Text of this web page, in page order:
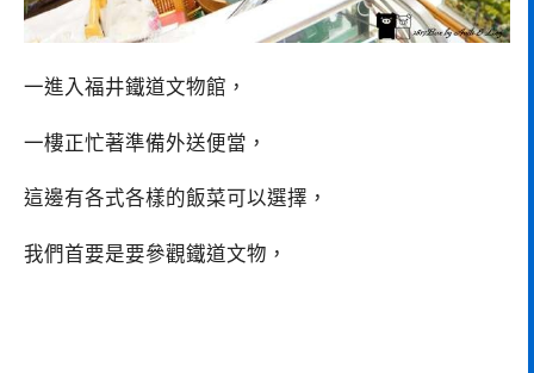
一進入福井鐵道文物館，
一樓正忙著準備外送便當，
這邊有各式各樣的飯菜可以選擇，
我們首要是要參觀鐵道文物，